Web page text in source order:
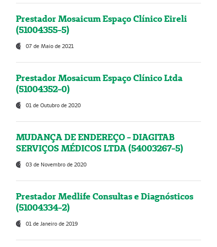
Prestador Mosaicum Espaço Clínico Eireli
(51004355-5)
07 de Maio de 2021
Prestador Mosaicum Espaço Clínico Ltda
(51004352-0)
01 de Outubro de 2020
MUDANÇA DE ENDEREÇO - DIAGITAB
SERVIÇOS MÉDICOS LTDA (54003267-5)
03 de Novembro de 2020
Prestador Medlife Consultas e Diagnósticos
(51004334-2)
01 de Janeiro de 2019